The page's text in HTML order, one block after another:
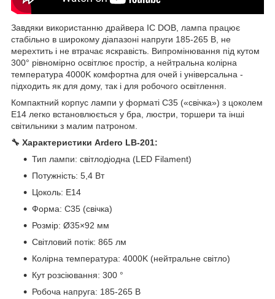
Завдяки використанню драйвера IC DOB, лампа працює
стабільно в широкому діапазоні напруги 185-265 В, не
мерехтить і не втрачає яскравість. Випромінювання під кутом
300° рівномірно освітлює простір, а нейтральна колірна
температура 4000K комфортна для очей і універсальна -
підходить як для дому, так і для робочого освітлення.
Компактний корпус лампи у форматі C35 («свічка») з цоколем
E14 легко встановлюється у бра, люстри, торшери та інші
світильники з малим патроном.
🔧 Характеристики Ardero LB-201:
Тип лампи: світлодіодна (LED Filament)
Потужність: 5,4 Вт
Цоколь: E14
Форма: C35 (свічка)
Розмір: Ø35×92 мм
Світловий потік: 865 лм
Колірна температура: 4000K (нейтральне світло)
Кут розсіювання: 300 °
Робоча напруга: 185-265 В